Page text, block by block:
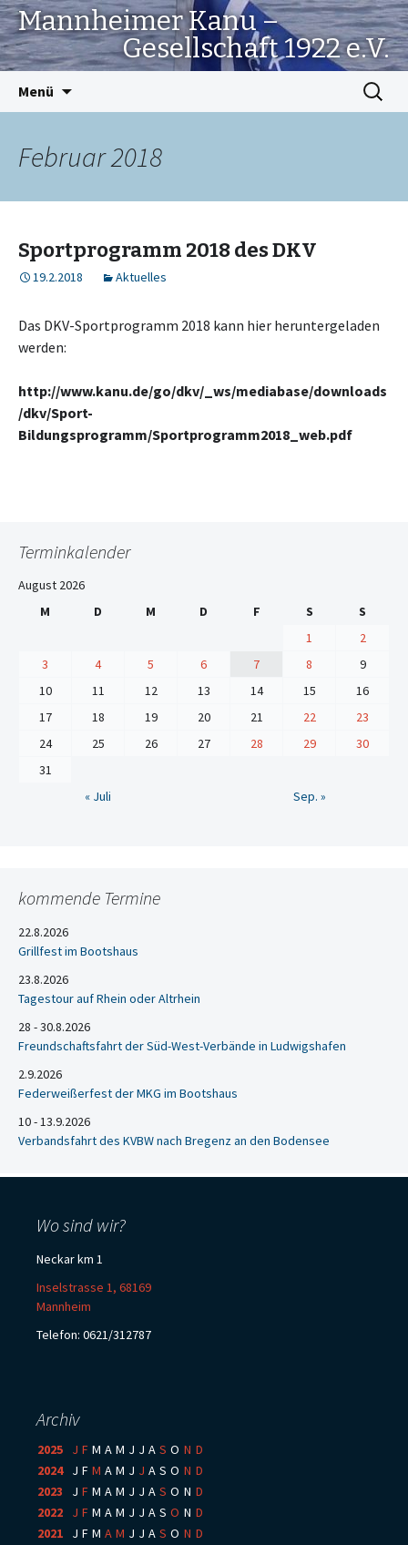
Mannheimer Kanu –
Gesellschaft 1922 e.V.
Menü
Suchen
nach:
Februar 2018
Sportprogramm 2018 des DKV
19.2.2018 Aktuelles
Das DKV-Sportprogramm 2018 kann hier heruntergeladen
werden:
http://www.kanu.de/go/dkv/_ws/mediabase/downloads
/dkv/Sport-
Bildungsprogramm/Sportprogramm2018_web.pdf
Terminkalender
August 2026
M
D M D F S
S
1
2
3
4 5 6 7 8
9
10
11 12 13 14 15
16
17
18 19 20 21 22
23
24
25 26 27 28 29
30
31
« Juli
Sep. »
kommende Termine
22.8.2026
Grillfest im Bootshaus
23.8.2026
Tagestour auf Rhein oder Altrhein
28 - 30.8.2026
Freundschaftsfahrt der Süd-West-Verbände in Ludwigshafen
2.9.2026
Federweißerfest der MKG im Bootshaus
10 - 13.9.2026
Verbandsfahrt des KVBW nach Bregenz an den Bodensee
Wo sind wir?
Neckar km 1
Inselstrasse 1, 68169
Mannheim
Telefon: 0621/312787
Archiv
2025 J F M A M J J A S O N D
2024: J F M A M J J A S O N D
2023
J F M A M J J A S O N D
2022
J F M A M J J A S O N D
2021
J F M A M J J A S O N D